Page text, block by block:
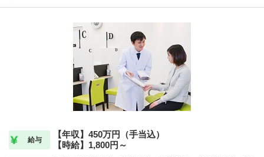
給与
【年収】450万円（手当込）
【時給】1,800円～